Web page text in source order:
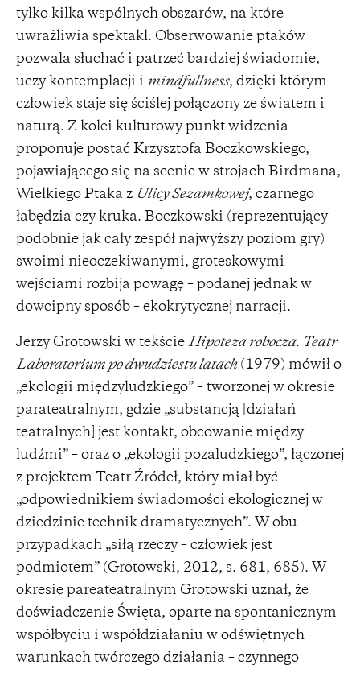
tylko kilka wspólnych obszarów, na które
uwrażliwia spektakl. Obserwowanie ptaków
pozwala słuchać i patrzeć bardziej świadomie,
uczy kontemplacji i mindfullness, dzięki którym
człowiek staje się ściślej połączony ze światem i
naturą. Z kolei kulturowy punkt widzenia
proponuje postać Krzysztofa Boczkowskiego,
pojawiającego się na scenie w strojach Birdmana,
Wielkiego Ptaka z Ulicy Sezamkowej, czarnego
łabędzia czy kruka. Boczkowski (reprezentujący
podobnie jak cały zespół najwyższy poziom gry)
swoimi nieoczekiwanymi, groteskowymi
wejściami rozbija powagę – podanej jednak w
dowcipny sposób – ekokrytycznej narracji.
Jerzy Grotowski w tekście Hipoteza robocza. Teatr
Laboratorium po dwudziestu latach(1979) mówił o
„ekologii międzyludzkiego” – tworzonej w okresie
parateatralnym, gdzie „substancją [działań
teatralnych] jest kontakt, obcowanie między
ludźmi” – oraz o „ekologii pozaludzkiego”, łączonej
z projektem Teatr Źródeł, który miał być
„odpowiednikiem świadomości ekologicznej w
dziedzinie technik dramatycznych”. W obu
przypadkach „siłą rzeczy – człowiek jest
podmiotem” (Grotowski, 2012, s. 681, 685). W
okresie pareateatralnym Grotowski uznał, że
doświadczenie Święta, oparte na spontanicznym
współbyciu i współdziałaniu w odświętnych
warunkach twórczego działania – czynnego